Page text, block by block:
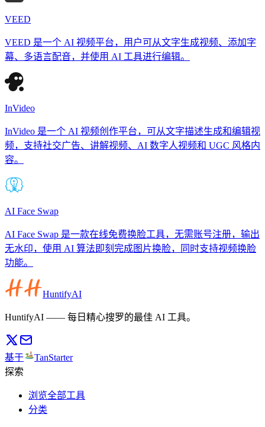
VEED
VEED 是一个 AI 视频平台，用户可从文字生成视频、添加字
幕、多语言配音，并使用 AI 工具进行编辑。
InVideo
InVideo 是一个 AI 视频创作平台，可从文字描述生成和编辑视
频，支持社交广告、讲解视频、AI 数字人视频和 UGC 风格内
容。
AI Face Swap
AI Face Swap 是一款在线免费换脸工具，无需账号注册，输出
无水印，使用 AI 算法即刻完成图片换脸，同时支持视频换脸
功能。
HuntifyAI
HuntifyAI —— 每日精心搜罗的最佳 AI 工具。
基于
TanStarter
探索
浏览全部工具
分类